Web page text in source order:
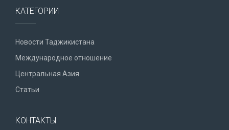
КАТЕГОРИИ
Новости Таджикистана
Международное отношение
Центральная Азия
Статьи
КОНТАКТЫ